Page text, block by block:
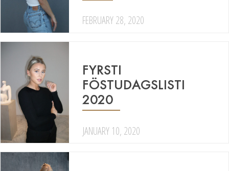
FEBRUARY 28, 2020
FYRSTI
FÖSTUDAGSLISTI
2020
JANUARY 10, 2020